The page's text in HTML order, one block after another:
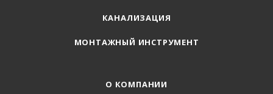
КАНАЛИЗАЦИЯ
МОНТАЖНЫЙ ИНСТРУМЕНТ
О КОМПАНИИ